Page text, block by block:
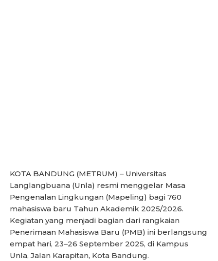
KOTA BANDUNG (METRUM) – Universitas
Langlangbuana (Unla) resmi menggelar Masa
Pengenalan Lingkungan (Mapeling) bagi 760
mahasiswa baru Tahun Akademik 2025/2026.
Kegiatan yang menjadi bagian dari rangkaian
Penerimaan Mahasiswa Baru (PMB) ini berlangsung
empat hari, 23–26 September 2025, di Kampus
Unla, Jalan Karapitan, Kota Bandung.